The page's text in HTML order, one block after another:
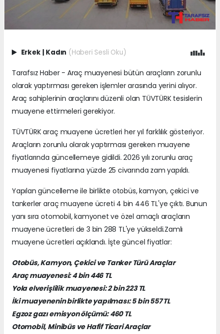
Erkek | Kadın (Haberi Sesli Oku)
Tarafsız Haber - Araç muayenesi bütün araçların zorunlu
olarak yaptırması gereken işlemler arasında yerini alıyor.
Araç sahiplerinin araçlarını düzenli olan TÜVTÜRK tesislerin
muayene ettirmeleri gerekiyor.
TÜVTÜRK araç muayene ücretleri her yıl farklılık gösteriyor.
Araçların zorunlu olarak yaptırması gereken muayene
fiyatlarında güncellemeye gidildi. 2026 yılı zorunlu araç
muayenesi fiyatlarına yüzde 25 civarında zam yapıldı.
Yapılan güncelleme ile birlikte otobüs, kamyon, çekici ve
tankerler araç muayene ücreti 4 bin 446 TL'ye çıktı. Bunun
yanı sıra otomobil, kamyonet ve özel amaçlı araçların
muayene ücretleri de 3 bin 288 TL'ye yükseldi.Zamlı
muayene ücretleri açıklandı. İşte güncel fiyatlar:
Otobüs, Kamyon, Çekici ve Tanker Türü Araçlar
Araç muayenesi: 4 bin 446 TL
Yola elverişlilik muayenesi: 2 bin 223 TL
İki muayenenin birlikte yapılması: 5 bin 557 TL
Egzoz gazı emisyon ölçümü: 460 TL
Otomobil, Minibüs ve Hafif Ticari Araçlar